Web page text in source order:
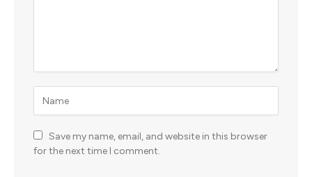
Save my name, email, and website in this browser
for the next time I comment.